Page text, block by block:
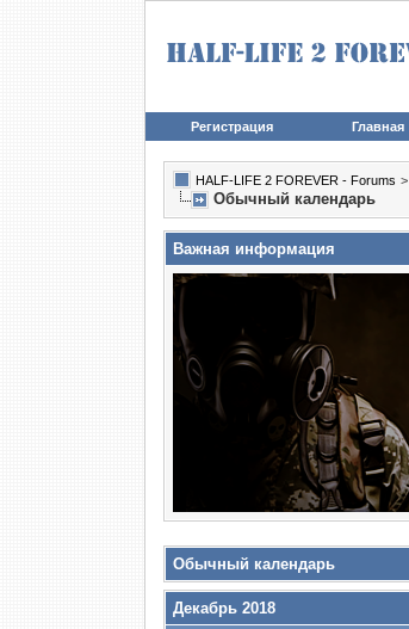
Регистрация Главная
HALF-LIFE 2 FOREVER - Forums >
Обычный календарь
Важная информация
Обычный календарь
Декабрь 2018